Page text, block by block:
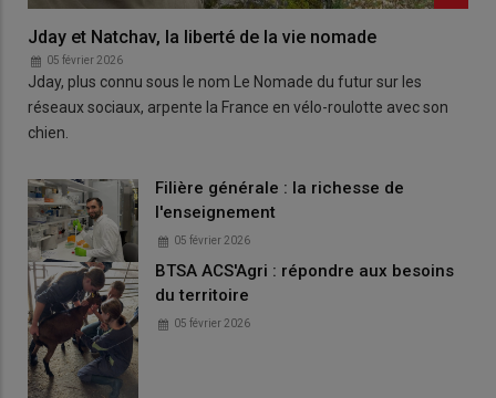
Jday et Natchav, la liberté de la vie nomade
05 février 2026
Jday, plus connu sous le nom Le Nomade du futur sur les
réseaux sociaux, arpente la France en vélo-roulotte avec son
chien.
Filière générale : la richesse de
l'enseignement
05 février 2026
BTSA ACS'Agri : répondre aux besoins
du territoire
05 février 2026